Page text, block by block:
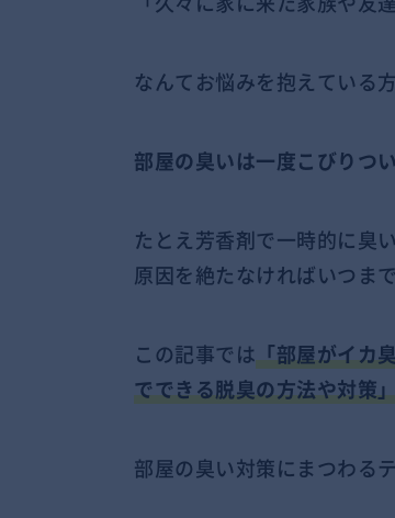
なんてお悩みを抱えている
部屋の臭いは一度こびりつ
たとえ芳香剤で一時的に臭
原因を絶たなければいつま
この記事では「部屋がイカ
でできる脱臭の方法や対策
部屋の臭い対策にまつわる